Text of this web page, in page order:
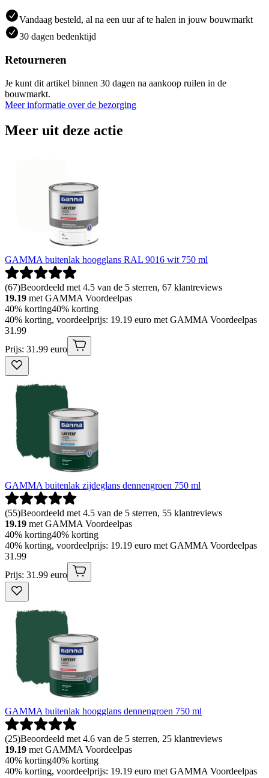
Vandaag besteld, al na een uur af te halen in jouw bouwmarkt
30 dagen bedenktijd
Retourneren
Je kunt dit artikel binnen 30 dagen na aankoop ruilen in de
bouwmarkt.
Meer informatie over de bezorging
Meer uit deze actie
GAMMA buitenlak hoogglans RAL 9016 wit 750 ml
(67)Beoordeeld met 4.5 van de 5 sterren, 67 klantreviews
19.19 met GAMMA Voordeelpas
40% korting40% korting
40% korting, voordeelprijs: 19.19 euro met GAMMA Voordeelpas
31.99
Prijs: 31.99 euro
GAMMA buitenlak zijdeglans dennengroen 750 ml
(55)Beoordeeld met 4.5 van de 5 sterren, 55 klantreviews
19.19 met GAMMA Voordeelpas
40% korting40% korting
40% korting, voordeelprijs: 19.19 euro met GAMMA Voordeelpas
31.99
Prijs: 31.99 euro
GAMMA buitenlak hoogglans dennengroen 750 ml
(25)Beoordeeld met 4.6 van de 5 sterren, 25 klantreviews
19.19 met GAMMA Voordeelpas
40% korting40% korting
40% korting, voordeelprijs: 19.19 euro met GAMMA Voordeelpas